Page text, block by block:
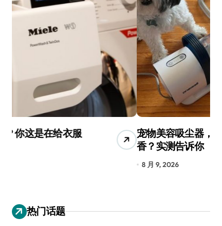
宠物美容吸尘器，是智商税还是真
热门话题